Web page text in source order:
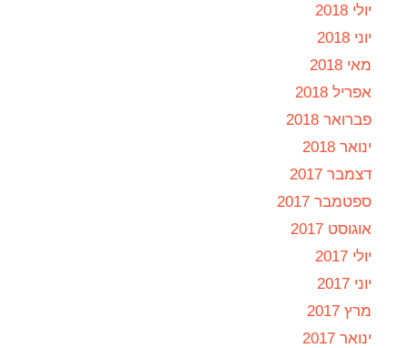
יולי 2018
יוני 2018
מאי 2018
אפריל 2018
פברואר 2018
ינואר 2018
דצמבר 2017
ספטמבר 2017
אוגוסט 2017
יולי 2017
יוני 2017
מרץ 2017
ינואר 2017